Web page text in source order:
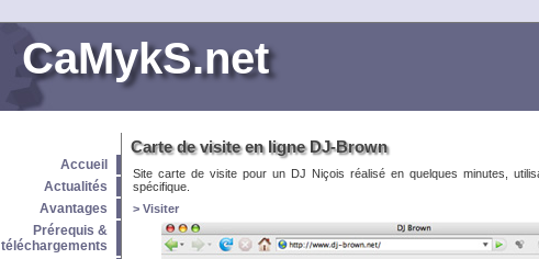
CaMykS.net
Accueil
Actualités
Avantages
Prérequis &
téléchargements
Carte de visite en ligne DJ-Brown
Site carte de visite pour un DJ Niçois réalisé en quelques minutes,
spécifique.
> Visiter